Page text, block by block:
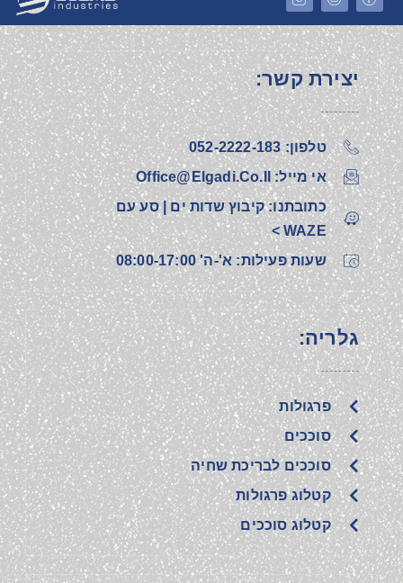
יצירת קשר:
טלפון: 052-2222-183‎
אי מייל: Office@elgadi.co.il
כתובתנו: קיבוץ שדות ים | סע עם
WAZE >
שעות פעילות: א'-ה' 08:00-17:00
גלריה:
פרגולות
סוככים
סוככים לבריכת שחיה
קטלוג פרגולות
קטלוג סוככים